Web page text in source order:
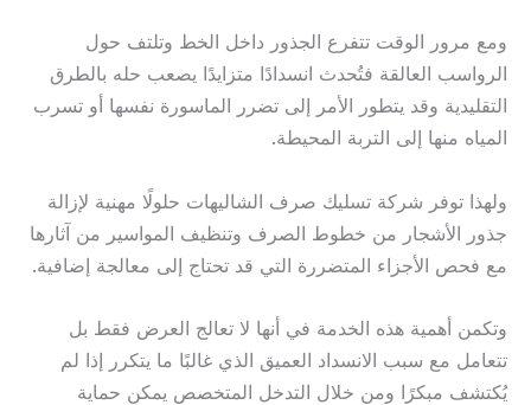
ومع مرور الوقت تتفرع الجذور داخل الخط وتلتف حول
الرواسب العالقة فتُحدث انسدادًا متزايدًا يصعب حله بالطرق
التقليدية وقد يتطور الأمر إلى تضرر الماسورة نفسها أو تسرب
المياه منها إلى التربة المحيطة.
ولهذا توفر شركة تسليك صرف الشاليهات حلولًا مهنية لإزالة
جذور الأشجار من خطوط الصرف وتنظيف المواسير من آثارها
مع فحص الأجزاء المتضررة التي قد تحتاج إلى معالجة إضافية.
وتكمن أهمية هذه الخدمة في أنها لا تعالج العرض فقط بل
تتعامل مع سبب الانسداد العميق الذي غالبًا ما يتكرر إذا لم
يُكتشف مبكرًا ومن خلال التدخل المتخصص يمكن حماية